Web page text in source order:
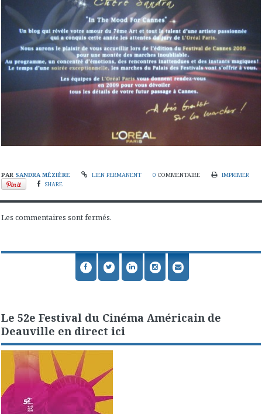
PAR SANDRA MÉZIÈRE LIEN PERMANENT 0 COMMENTAIRE
IMPRIMER
SHARE
Les commentaires sont fermés.
Le 52e Festival du Cinéma Américain de
Deauville en direct ici